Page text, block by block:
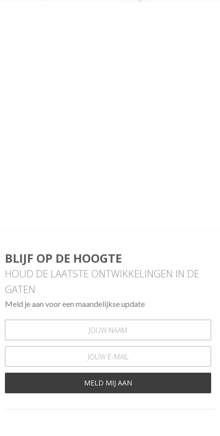
BLIJF OP DE HOOGTE
HOUD DE LAATSTE ONTWIKKELINGEN IN DE
GATEN
Meld je aan voor een maandelijkse update